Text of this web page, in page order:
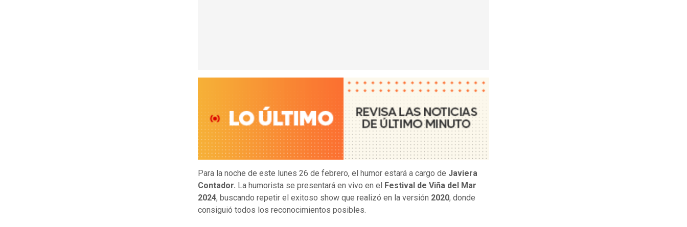
Para la noche de este lunes 26 de febrero, el humor estará a cargo de Javiera
Contador. La humorista se presentará en vivo en el
Festival de Viña del Mar
2024, buscando repetir el exitoso show que realizó en la versión 2020, donde
consiguió todos los reconocimientos posibles.